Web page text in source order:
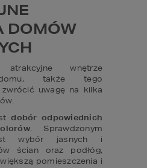
DOMÓW
wnętrze
domu, także tego
uwagę na kilka
dobór odpowiednich
. Sprawdzonym
wybór jasnych i
ścian oraz podłóg,
pomieszczenia i